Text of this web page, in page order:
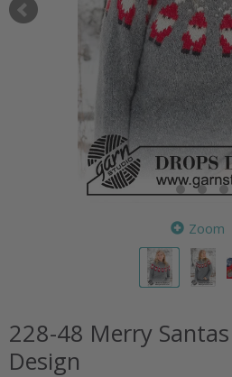
Zoom
228-48 Merry Santas
Design